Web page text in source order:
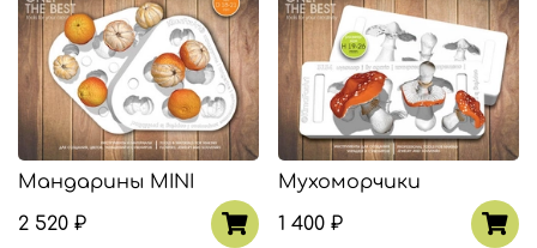
Мандарины MINI
2 520 ₽
Мухоморчики
1 400 ₽